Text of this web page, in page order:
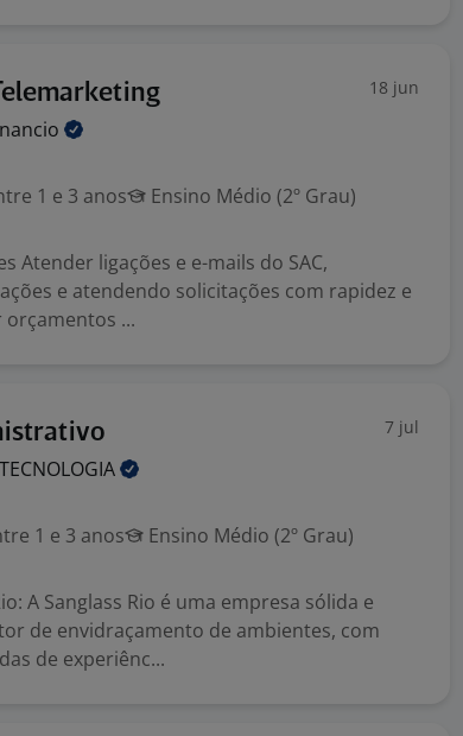
18 jun
1 e 3 anos
Ensino Médio (2º Grau)
Atender ligações e e-mails do SAC,
e atendendo solicitações com rapidez e
orçamentos ...
7 jul
TECNOLOGIA
1 e 3 anos
Ensino Médio (2º Grau)
A Sanglass Rio é uma empresa sólida e
de envidraçamento de ambientes, com
de experiênc...